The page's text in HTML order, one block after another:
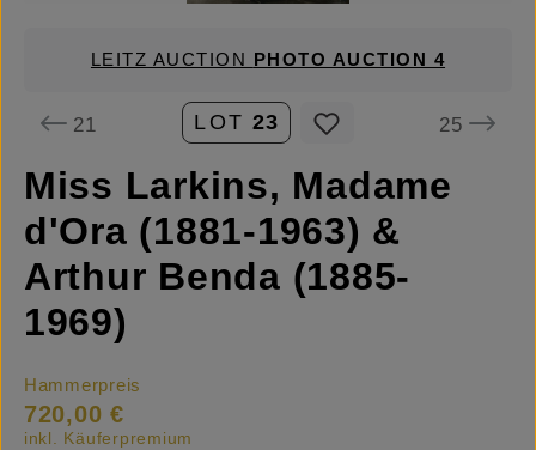
LEITZ AUCTION PHOTO AUCTION 4
21 LOT 23 25
Miss Larkins, Madame
d'Ora (1881-1963) &
Arthur Benda (1885-
1969)
Hammerpreis
720,00 €
inkl. Käuferpremium